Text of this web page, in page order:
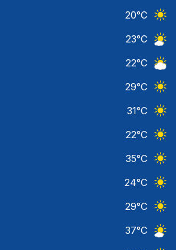
20°C
23°C
22°C
29°C
31°C
22°C
35°C
24°C
29°C
37°C